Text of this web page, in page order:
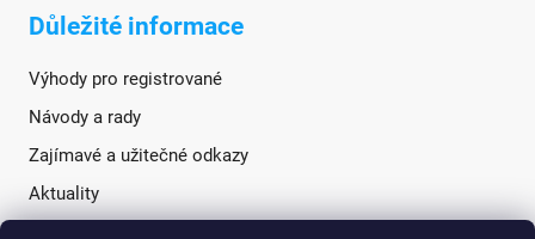
Důležité informace
Výhody pro registrované
Návody a rady
Zajímavé a užitečné odkazy
Aktuality